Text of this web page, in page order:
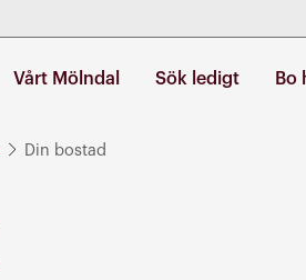
Vårt Mölndal Sök ledigt Bo
Din bostad